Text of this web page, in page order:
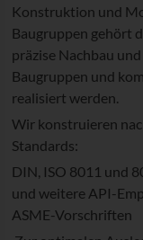
Konstruktion und
Baugruppen gehört
präzise Nachbau
Baugruppen und
realisiert werden.
Wir konstruieren
Standards:
DIN, ISO 8011 und
und weitere API-
ASME-Vorschriften